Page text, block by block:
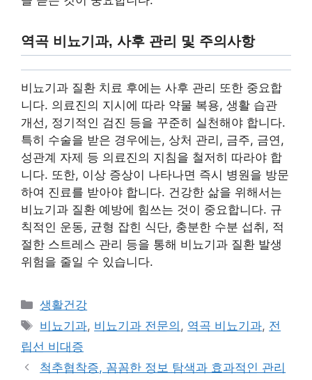
역곡 비뇨기과, 사후 관리 및 주의사항
비뇨기과 질환 치료 후에는 사후 관리 또한 중요합
니다. 의료진의 지시에 따라 약물 복용, 생활 습관
개선, 정기적인 검진 등을 꾸준히 실천해야 합니다.
특히 수술을 받은 경우에는, 상처 관리, 금주, 금연,
성관계 자제 등 의료진의 지침을 철저히 따라야 합
니다. 또한, 이상 증상이 나타나면 즉시 병원을 방문
하여 진료를 받아야 합니다. 건강한 삶을 위해서는
비뇨기과 질환 예방에 힘쓰는 것이 중요합니다. 규
칙적인 운동, 균형 잡힌 식단, 충분한 수분 섭취, 적
절한 스트레스 관리 등을 통해 비뇨기과 질환 발생
위험을 줄일 수 있습니다.
Categories
생활건강
Tags
비뇨기과, 비뇨기과 전문의 , 역곡 비뇨기과, 전
립선 비대증
척추협착증, 꼼꼼한 정보 탐색과 효과적인 관리